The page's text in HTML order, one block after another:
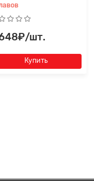
шт.
Купить